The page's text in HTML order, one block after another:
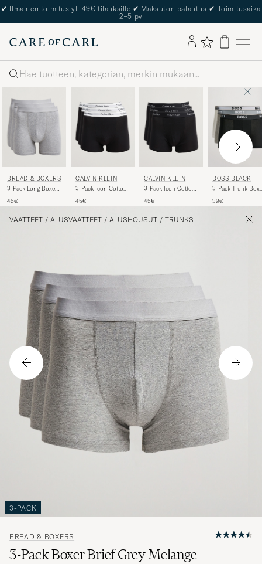
✔ Ilmainen toimitus yli 49€ tilauksille ✔ Maksuton palautus ✔ Toimitusaika
2–5 pv
Haku
BREAD & BOXERS
3-Pack Long Boxer
45€
CALVIN KLEIN
3-Pack Icon Cotton
Trunk Black
45€
CALVIN KLEIN
3-Pack Icon Cotton
Trunk Black
45€
BOSS BLACK
3-Pack Trunk
White/Grey/Black
39€
VAATTEET / ALUSVAATTEET / ALUSHOUSUT / TRUNKS
3-PACK
BREAD & BOXERS
3-Pack Boxer Brief Grey Melange